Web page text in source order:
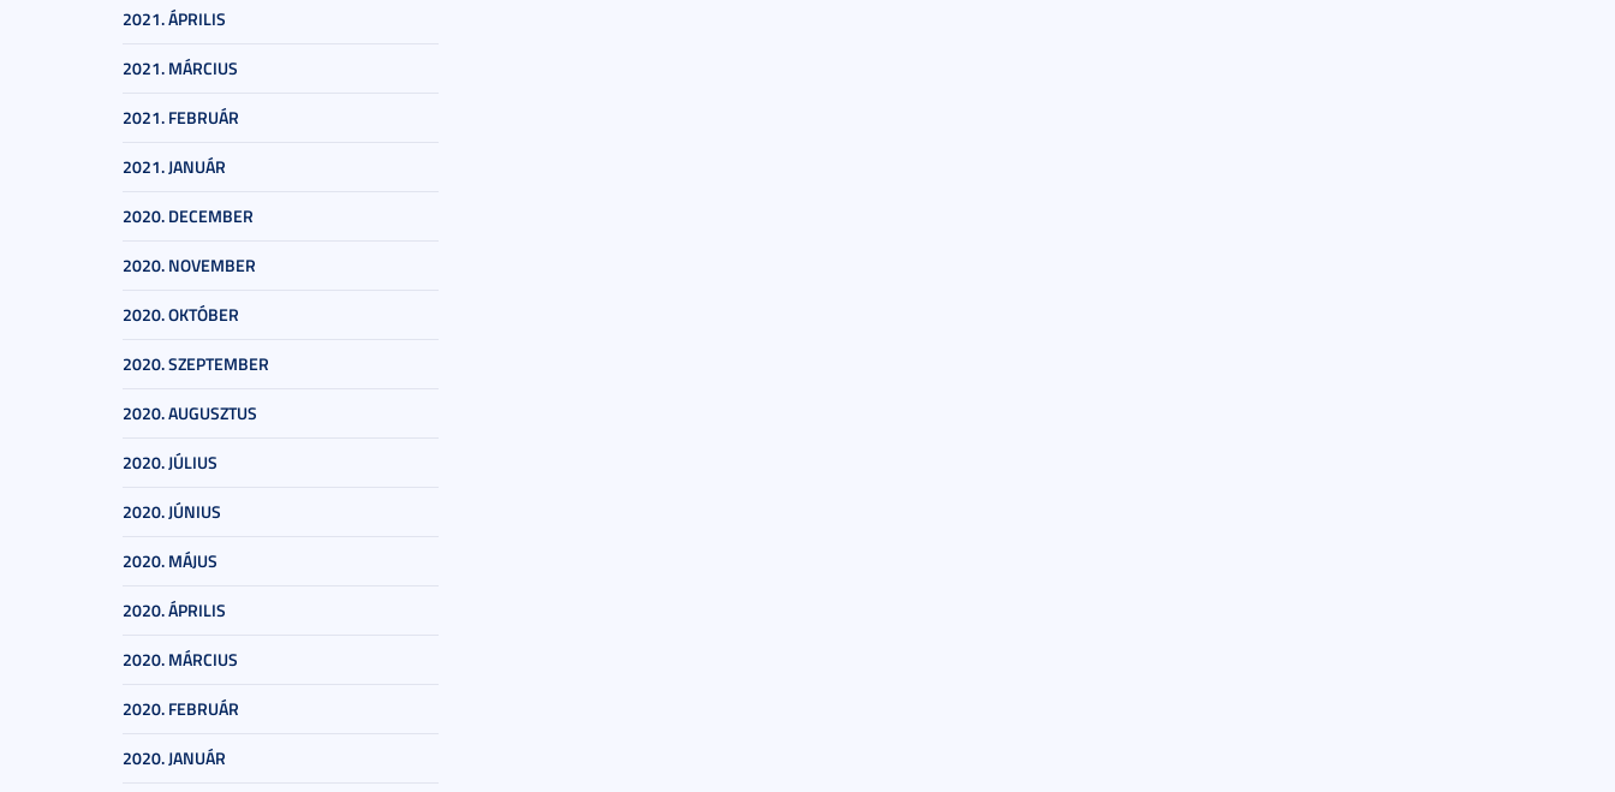
2021. ÁPRILIS
2021. MÁRCIUS
2021. FEBRUÁR
2021. JANUÁR
2020. DECEMBER
2020. NOVEMBER
2020. OKTÓBER
2020. SZEPTEMBER
2020. AUGUSZTUS
2020. JÚLIUS
2020. JÚNIUS
2020. MÁJUS
2020. ÁPRILIS
2020. MÁRCIUS
2020. FEBRUÁR
2020. JANUÁR